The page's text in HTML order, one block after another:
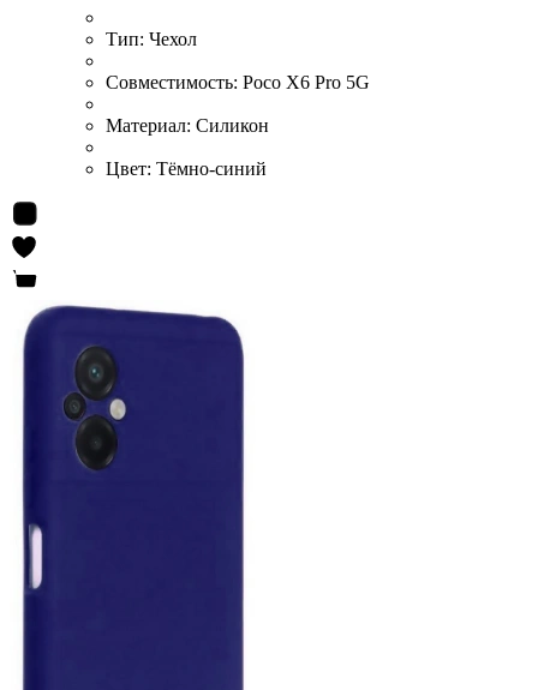
Тип: Чехол
Совместимость: Poco X6 Pro 5G
Материал: Силикон
Цвет: Тёмно-синий